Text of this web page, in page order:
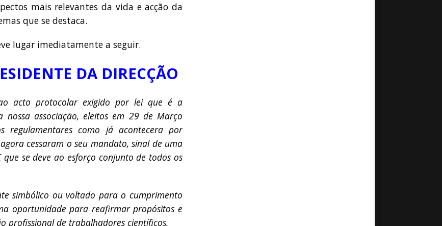
mais relevantes da vida e acção da
que se destaca.
lugar imediatamente a seguir.
DA DIRECÇÃO
acto protocolar exigido por lei que é a
nossa associação, eleitos em 29 de Março
regulamentares como já acontecera por
cessaram o seu mandato, sinal de uma
se deve ao esforço conjunto de todos os
simbólico ou voltado para o cumprimento
oportunidade para reafirmar propósitos e
profissional de trabalhadores científicos.